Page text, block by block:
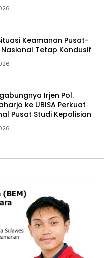
Keamanan Pusat-
Nasional Tetap Kondusif
Irjen Pol.
ke UBISA Perkuat
Pusat Studi Kepolisian